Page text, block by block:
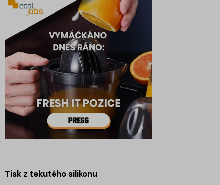
Tisk z tekutého silikonu